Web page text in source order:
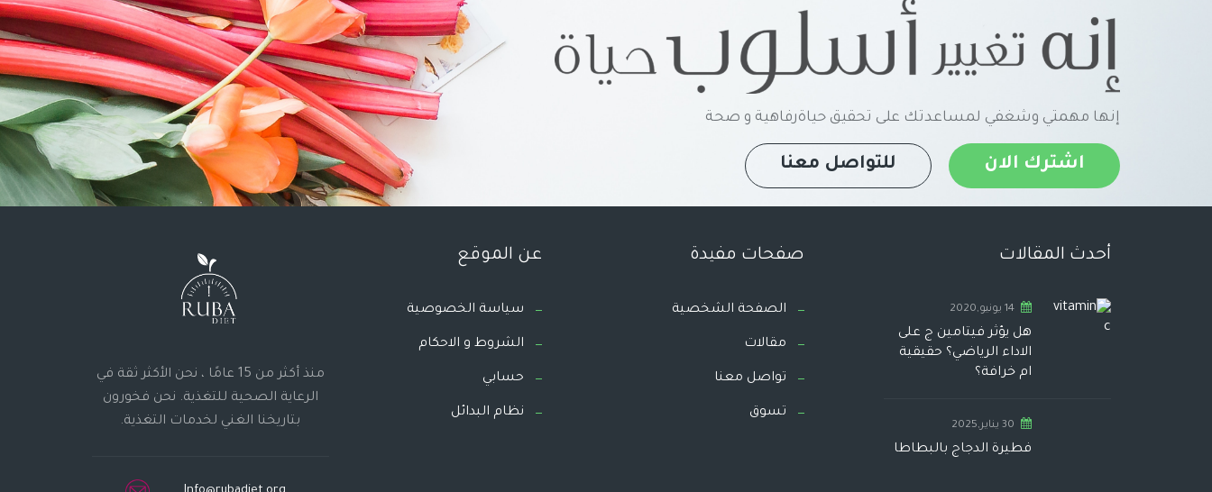
إنها مهمتي وشغفي لمساعدتك على تحقيق حياةرفاهية و صحة
اشترك الان للتواصل معنا
أحدث المقالات
14 يونيو,2020
هل يؤثر فيتامين ج على
الاداء الرياضي؟ حقيقية
ام خرافة؟
30 يناير,2025
فطيرة الدجاج بالبطاطا
صفحات مفيدة
الصفحة الشخصية
مقالات
تواصل معنا
تسوق
عن الموقع
سياسة الخصوصية
الشروط و الاحكام
حسابي
نظام البدائل
منذ أكثر من 15 عامًا ، نحن الأكثر ثقة في
الرعاية الصحية للتغذية. نحن فخورون
بتاريخنا الغني لخدمات التغذية.